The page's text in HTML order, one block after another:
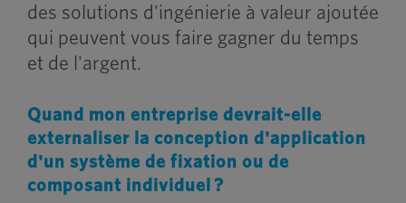
des solutions d'ingénierie à valeur ajoutée
qui peuvent vous faire gagner du temps
et de l'argent.
Quand mon entreprise devrait-elle
externaliser la conception d'application
d'un système de fixation ou de
composant individuel ?